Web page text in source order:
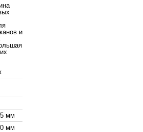
и
мм
мм